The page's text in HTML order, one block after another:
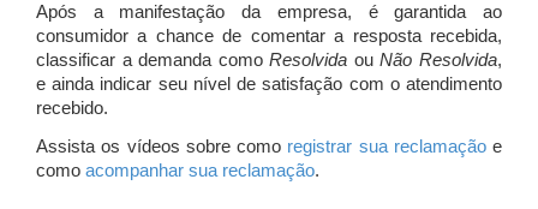
Após a manifestação da empresa, é garantida ao
consumidor a chance de comentar a resposta recebida,
classificar a demanda comoResolvida ouNão Resolvida,
e ainda indicar seu nível de satisfação com o atendimento
recebido.
Assista os vídeos sobre como registrar sua reclamaçãoe
como acompanhar sua reclamação.